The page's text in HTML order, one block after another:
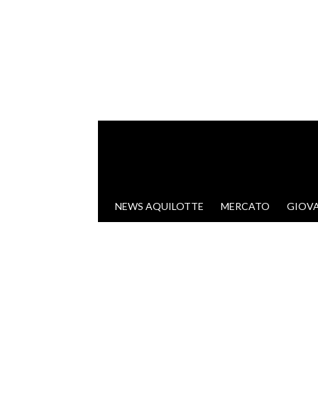
VAI AL CONTENUTO
NEWS AQUILOTTE MERCATO